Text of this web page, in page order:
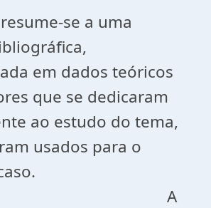
se a uma
em dados teóricos
que se dedicaram
ao estudo do tema,
usados para o
do caso.